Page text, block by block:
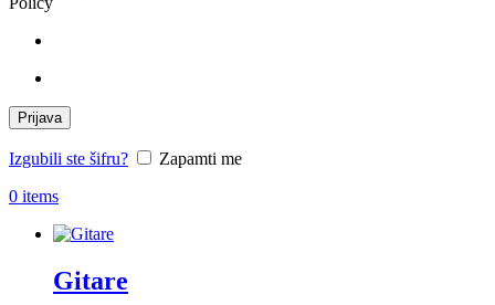
Prijava
Izgubili ste šifru?
Zapamti me
0 items
Gitare